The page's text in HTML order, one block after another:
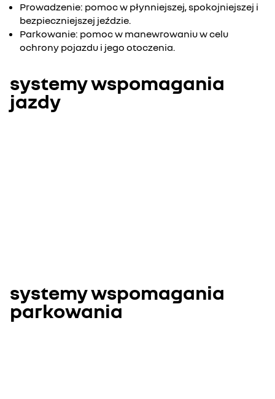
Prowadzenie: pomoc w płynniejszej, spokojniejszej i
bezpieczniejszej jeździe.
Parkowanie: pomoc w manewrowaniu w celu
ochrony pojazdu i jego otoczenia.
systemy wspomagania
jazdy
systemy wspomagania
parkowania